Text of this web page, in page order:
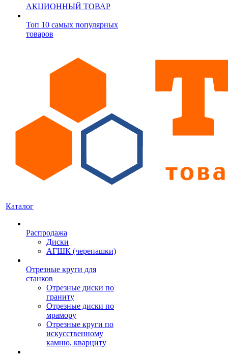
АКЦИОННЫЙ ТОВАР
Топ 10 самых популярных
товаров
Каталог
Распродажа
Диски
АГШК (черепашки)
Отрезные круги для
станков
Отрезные диски по
граниту
Отрезные диски по
мрамору
Отрезные круги по
искусственному
камню, кварциту